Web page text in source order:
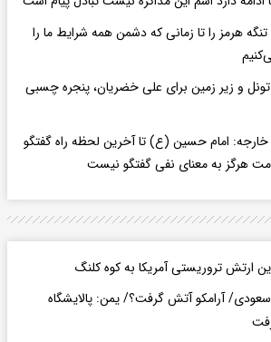
هرمز را تا زمانی که دشمن همه‌ شرایط ما را
و زیر زمین برای علی خضریان، پنجره چسبی
خارجه: امام حسین (ع) تا آخرین لحظه راه گفتگو
هرگز به معنای نفی گفتگو نیست
ارتش تروریستی آمریکا به کوه کلنگ
سعودی/ آرامکو آتش گرفت؟/ یمن: پالایشگاه